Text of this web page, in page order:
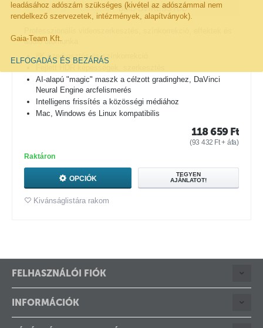
leadásához adószám szükséges (kivétel az adószámmal nem
rendelkező szervezetek, intézmények, alapítványok).
Gaia-Team Kft.
ELFOGADÁS ÉS BEZÁRÁS
Cikkszám: BMD-DV/RESSTUD
audio utómunka
8K szerkesztés és színkorrekció
AI-alapú "magic" maszk a célzott gradinghez, DaVinci
Neural Engine arcfelismerés
Intelligens frissítés a közösségi médiához
Mac, Windows és Linux kompatibilis
118 659 Ft
(93 432 Ft+ áfa)
Raktáron
OPCIÓK
TEGYEN
AJÁNLATOT!
Kivánságlistára rakom
FELHASZNÁLÓI FIÓK
INFORMÁCIÓK